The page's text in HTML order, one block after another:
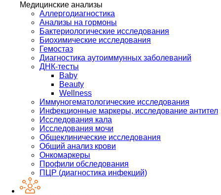
Медицинские анализы
Аллергодиагностика
Анализы на гормоны
Бактериологические исследования
Биохимические исследования
Гемостаз
Диагностика аутоиммунных заболеваний
ДНК-тесты
Baby
Beauty
Wellness
Иммуногематологические исследования
Инфекционные маркеры, исследование антител
Исследования кала
Исследования мочи
Общеклинические исследования
Общий анализ крови
Онкомаркеры
Профили обследования
ПЦР (диагностика инфекций)